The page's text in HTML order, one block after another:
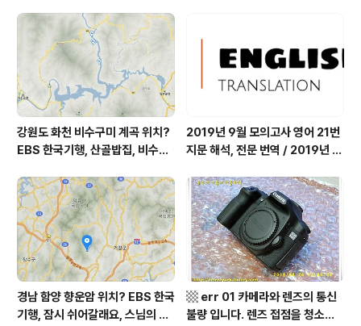
군 최기순 씨 캠핑장 펜션 어디? /
강원도 홍천군 가볼 만한 곳, (구)
까르돈, kbs 인간극장
한 곳, 영양읍 상원리. KBS 인간극
장 임분노미 할머니
강원도 화천 비수구미 계곡 위치?
EBS 한국기행, 산골밥집, 비수구
부 화천군 비수구미 낙타민박 어
디? / 강원도 화천군 가볼 만한 곳
비수구미 마을, 파로호
2019년 9월 모의고사 영어 21번
지문 해석, 전문 번역 / 2019년 9
역, 평가원 2019년 고3 9월 영어
영역 외국어영역 전문 해석, Engli
sh to Korean translation
경남 함양 향운암 위치? EBS 한국
기행, 잠시 쉬어갈래요, 스님의 어
▩ err 01 카메라와 렌즈의 통신
불량 입니다. 렌즈 접점을 청소하